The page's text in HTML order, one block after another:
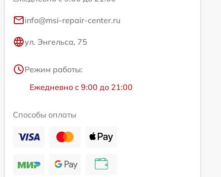
info@msi-repair-center.ru
ул. Энгельса, 75
Режим работы:
Ежедневно с 9:00 до 21:00
Способы оплаты